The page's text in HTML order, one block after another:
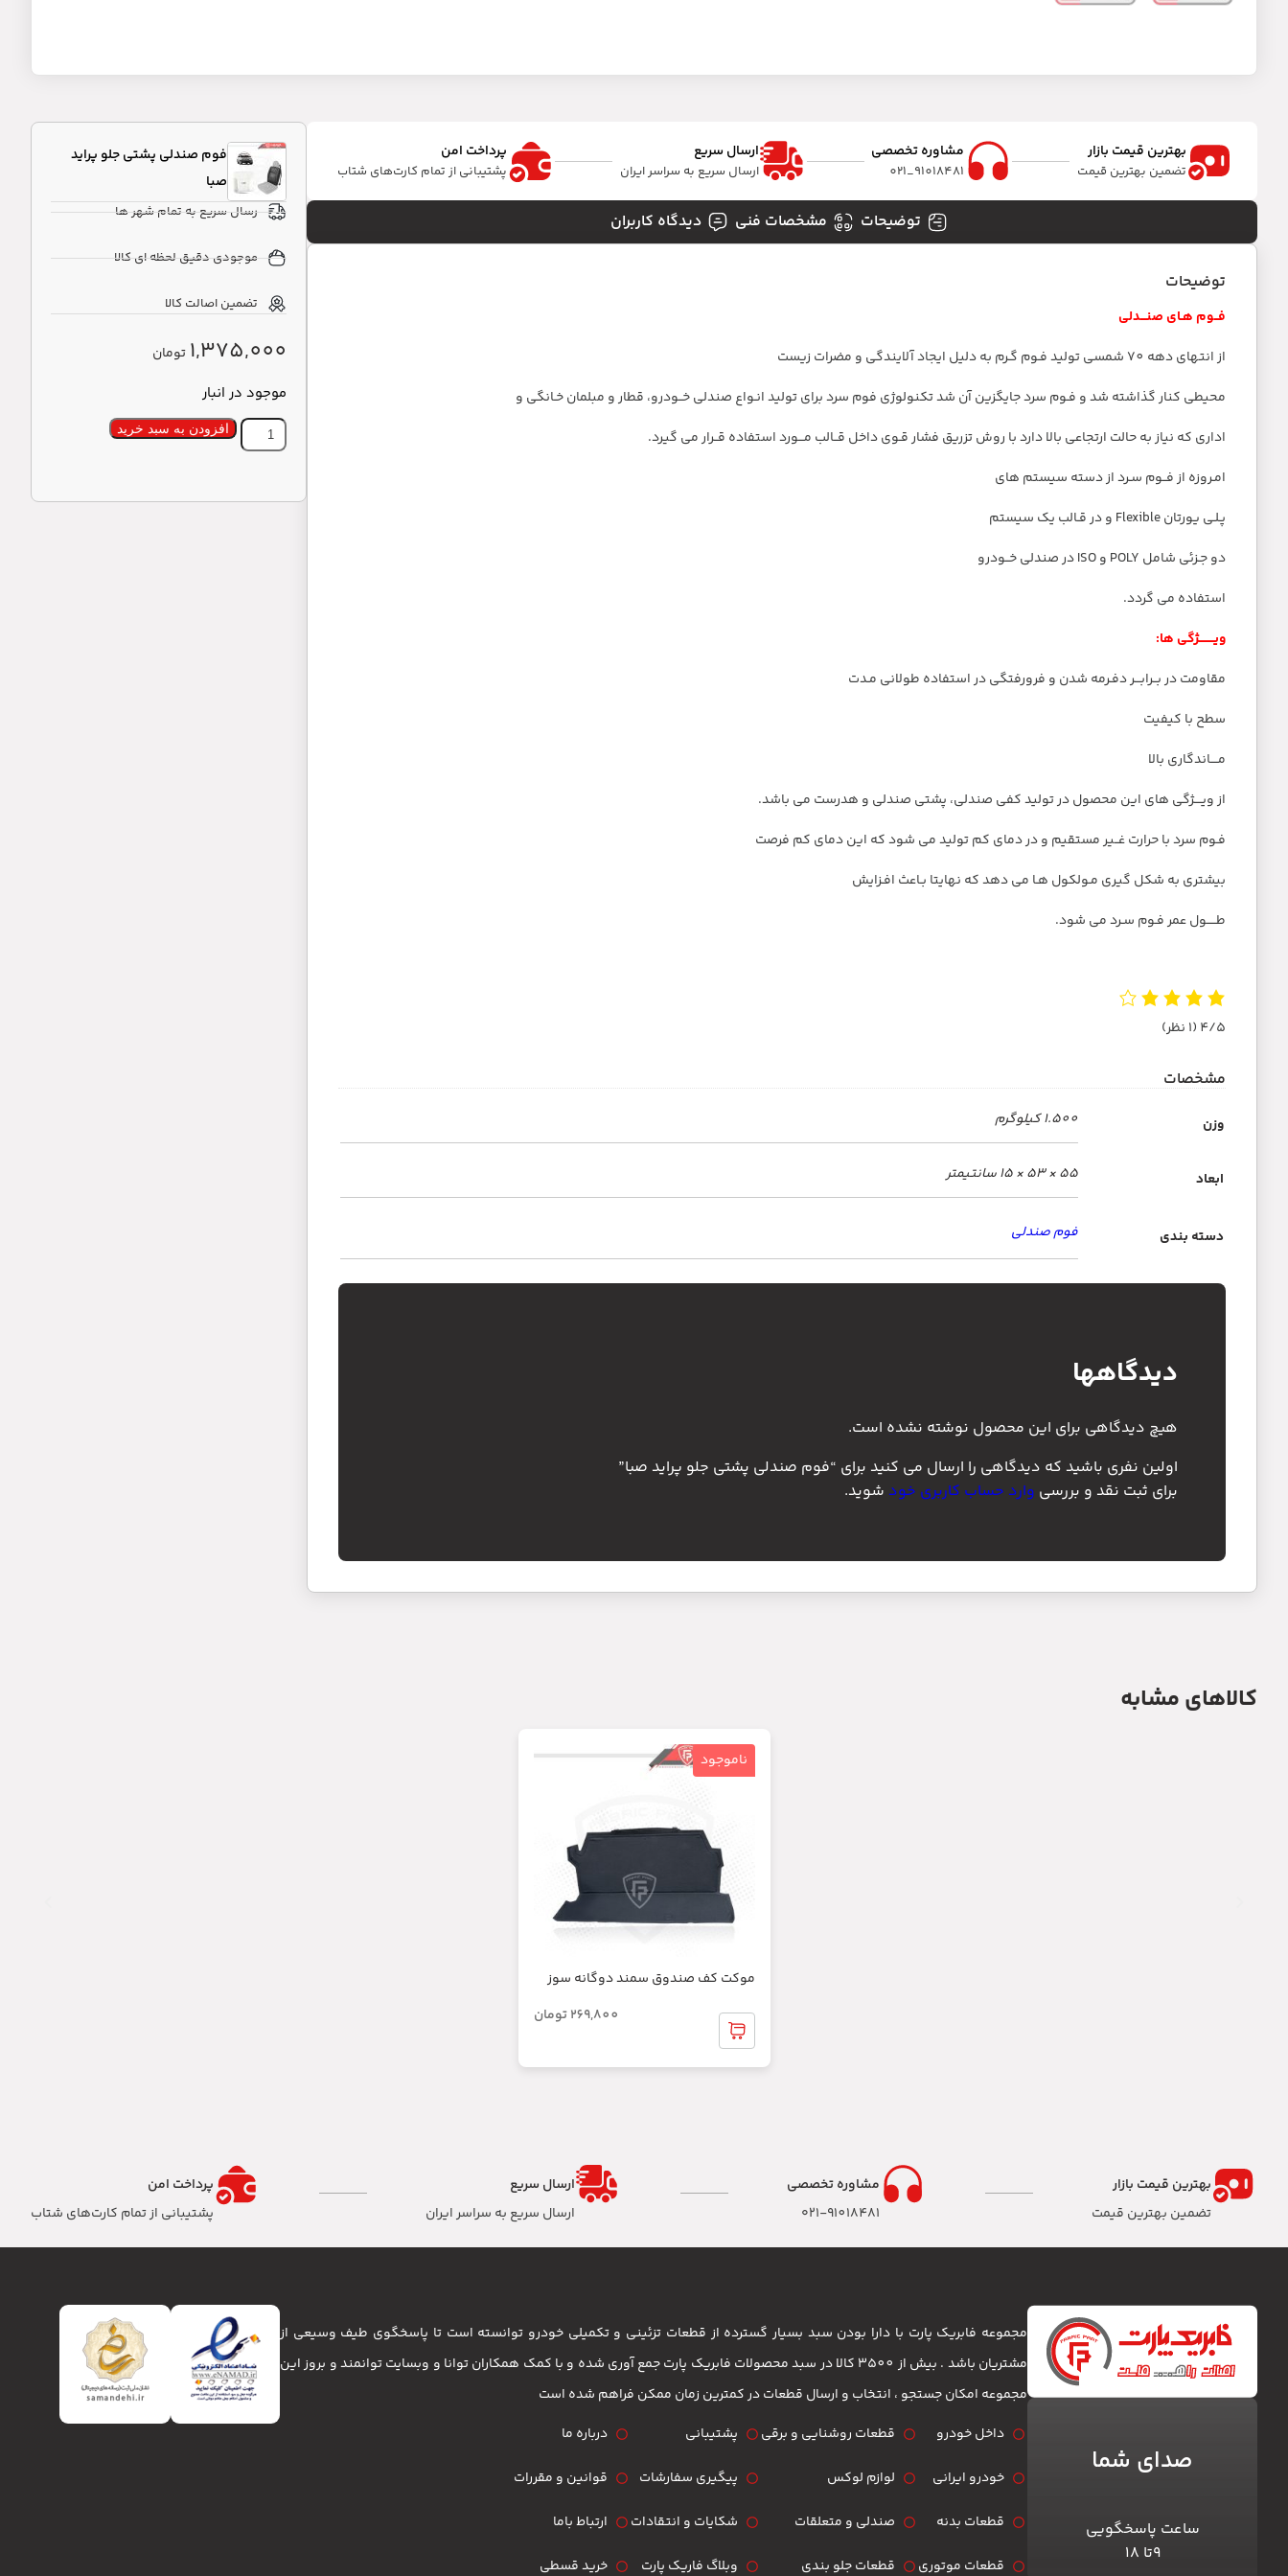
بهترین قیمت بازار
تضمین بهترین قیمت
مشاوره تخصصی
91018481_021
ارسال سریع
ارسال سریع به سراسر ایران
پرداخت امن
پشتیبانی از تمام کارت‌های شتاب
توضیحات مشخصات فنی دیدگاه کاربران
توضیحات
فــوم هـای صنـــدلی
از انتهای دهه 70 شمسی تولید فـوم گـرم به دلیل ایجاد آلایندگی و مضرات زیست
محیطی کنار گذاشته شد و فـوم سرد جایگزین آن شد تکنولوژی فوم سرد برای تولید انـواع صندلی خــودرو، قطار و مبلمان خـانگی و
اداری که نیاز به حالت ارتجاعی بالا دارد با روش تزریق فشار قـوی داخل قــالب مـــورد استفاده قــرار می گیرد.
امـروزه از فــوم سـرد از دسته سیستم های
پـلـی یورتان Flexible و در قـالب یک سیستم
دو جـزئی شامل POLY و ISO در صندلی خــودرو
استفاده می گردد.
ویــــــــژگی ها:
مقاومت در بــرابـــر دفـرمه شدن و فرورفتگی در استفاده طولانی مـدت
سطح با کیفیت
مــــاندگاری بالا
از ویــــژگی های این محصول در تولید کفی صندلی، پشتی صندلی و هدرست می باشد.
فـوم سرد با حرارت غــیر مستقیم و در دمای کم تولید می شود که این دمای کم فرصت
بیشتری به شکل گیری مـولکول هـا می دهد که نهایتا بـاعث افـزایش
طـــــول عمر فـوم سـرد می شود.
4/5 (1 نظر)
مشخصات
وزن 1.500 کیلوگرم
ابعاد 55 × 53 × 15 سانتیمتر
دسته بندی فوم صندلی
دیدگاهها
هیچ دیدگاهی برای این محصول نوشته نشده است.
اولین نفری باشید که دیدگاهی را ارسال می کنید برای “فوم صندلی پشتی جلو پراید صبا”
برای ثبت نقد و بررسی وارد حساب کاربری خود شوید.
فوم صندلی پشتی جلو پراید
صبا
رسال سریع به تمام شهر ها
موجودی دقیق لحظه ای کالا
تضمین اصالت کالا
1,375,000 تومان
موجود در انبار
افزودن به سبد خرید
کالاهای مشابه
ناموجود
موکت کف صندوق سمند دوگانه سوز
269,800 تومان
بهترین قیمت بازار
تضمین بهترین قیمت
مشاوره تخصصی
۰۲۱-91018481
ارسال سریع
ارسال سریع به سراسر ایران
پرداخت امن
پشتیبانی از تمام کارت‌های شتاب
صدای شما
ساعت پاسخگویی
۹تا ۱۸
مجموعه فابریک پارت با دارا بودن سبد بسیار گسترده از قطعات تزئینی و تکمیلی خودرو توانسته است تا پاسخگوی طیف وسیعی از
مشتریان باشد . بیش از 3500 کالا در سبد محصولات فابریک پارت جمع آوری شده و با کمک همکاران توانا و وبسایت توانمند و بروز این
مجموعه امکان جستجو ، انتخاب و ارسال قطعات در کمترین زمان ممکن فراهم شده است
داخل خودرو
خودرو ایرانی
قطعات بدنه
قطعات موتوری
قطعات روشنایی و برقی
لوازم لوکس
صندلی و متعلقات
قطعات جلو بندی
پشتیبانی
پیگیری سفارشات
شکایات و انتقادات
وبلاگ فاریک پارت
درباره ما
قوانین و مقررات
ارتباط باما
خرید قسطی